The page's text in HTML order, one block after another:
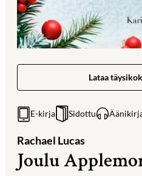
Lataa
E-kirja Sidottu
Rachael Lucas
Joulu